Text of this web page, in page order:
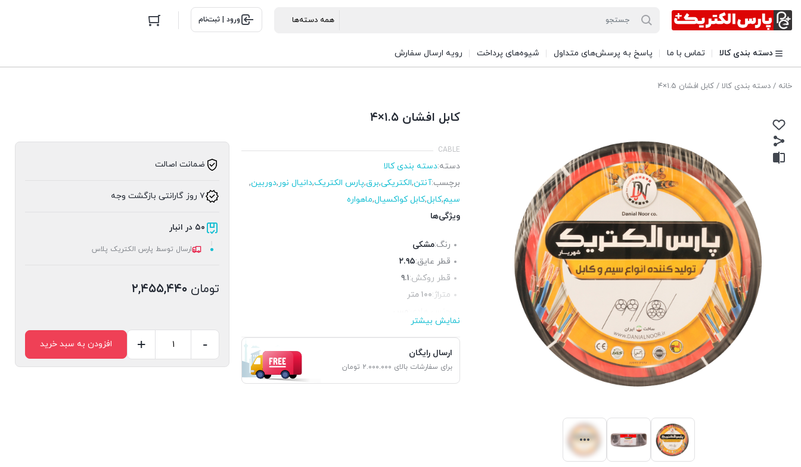
ورود | ثبت‌نام
دسته بندی کالا تماس با ما پاسخ به پرسش‌های متداول شیوه‌های پرداخت رویه ارسال سفارش
خانه / دسته بندی کالا / کابل افشان ۱.۵×۴
کابل افشان ۱.۵×۴
CABLE
دسته:دسته بندی کالا
برچسب:آنتن,الکتریکی,برق,پارس الکتریک,دانیال نور,دوربین,
سیم,کابل,کابل کواکسیال,ماهواره
ویژگی‌ها
رنگ:مشکی
قطر عایق:۲.۹۵
قطر روکش:۹.۱
متراژ:۱۰۰ متر
آنالیز:۰.۲۳۴×۳۰
نمایش بیشتر
ارسال رایگان
برای سفارشات بالای ۲.۰۰۰.۰۰۰ تومان
ضمانت اصالت
۷ روز گارانتی بازگشت وجه
۵۰ در انبار
ارسال توسط پارس الکتریک پلاس
تومان
-
+ افزودن به سبد خرید